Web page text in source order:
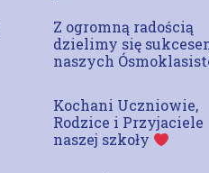
Z ogromną radością
dzielimy się
naszych
Kochani Uczniowie,
Rodzice i Przyjaciele
naszej szkoły